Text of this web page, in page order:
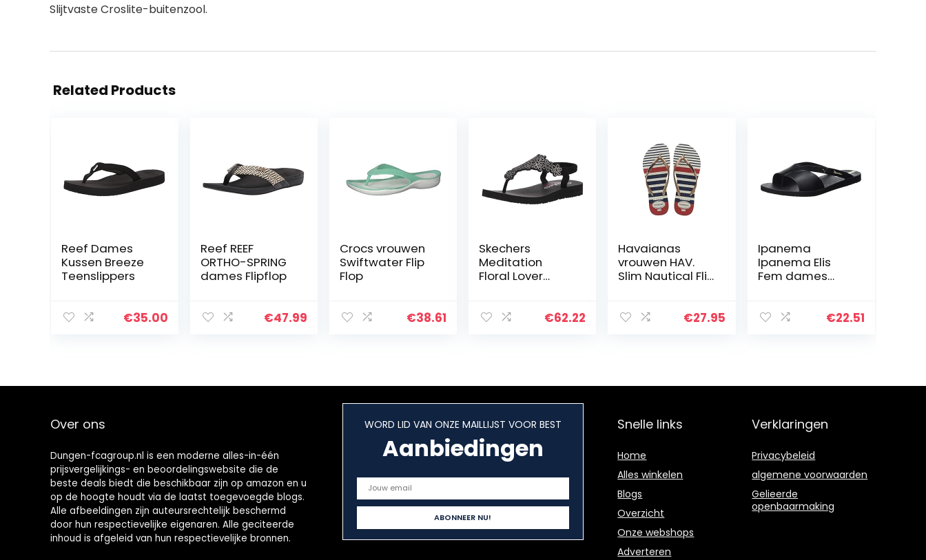
Slijtvaste Croslite-buitenzool.
Related Products
Reef Dames
Kussen Breeze
Teenslippers
€35.00
Reef REEF
ORTHO-SPRING
dames Flipflop
€47.99
Crocs vrouwen
Swiftwater Flip
Flop
€38.61
Skechers
Meditation
Floral Lover
€62.22
Havaianas
vrouwen HAV.
Slim Nautical Flip
€27.95
Ipanema
Ipanema Elis
Fem dames
€22.51
Over ons
Dungen-fcagroup.nl is een moderne alles-in-één
prijsvergelijkings- en beoordelingswebsite die de
beste deals biedt die beschikbaar zijn op amazon en u
op de hoogte houdt via de laatst toegevoegde blogs.
Alle afbeeldingen zijn auteursrechtelijk beschermd
door hun respectievelijke eigenaren. Alle geciteerde
inhoud is afgeleid van hun respectievelijke bronnen.
WORD LID VAN ONZE MAILLIJST VOOR BEST
Aanbiedingen
Snelle links
Home
Alles winkelen
Blogs
Overzicht
Onze webshops
Adverteren
Verklaringen
Privacybeleid
algemene voorwaarden
Gelieerde
openbaarmaking